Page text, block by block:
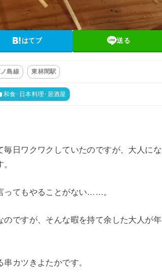
はてブ 送る
島線 東林間駅
和食･日本料理･居酒屋
日ワクワクしていたのですが、大人にな
ってもやることがない……。
ですが、そんな暇を持て余した大人が年
カツきよたかです。